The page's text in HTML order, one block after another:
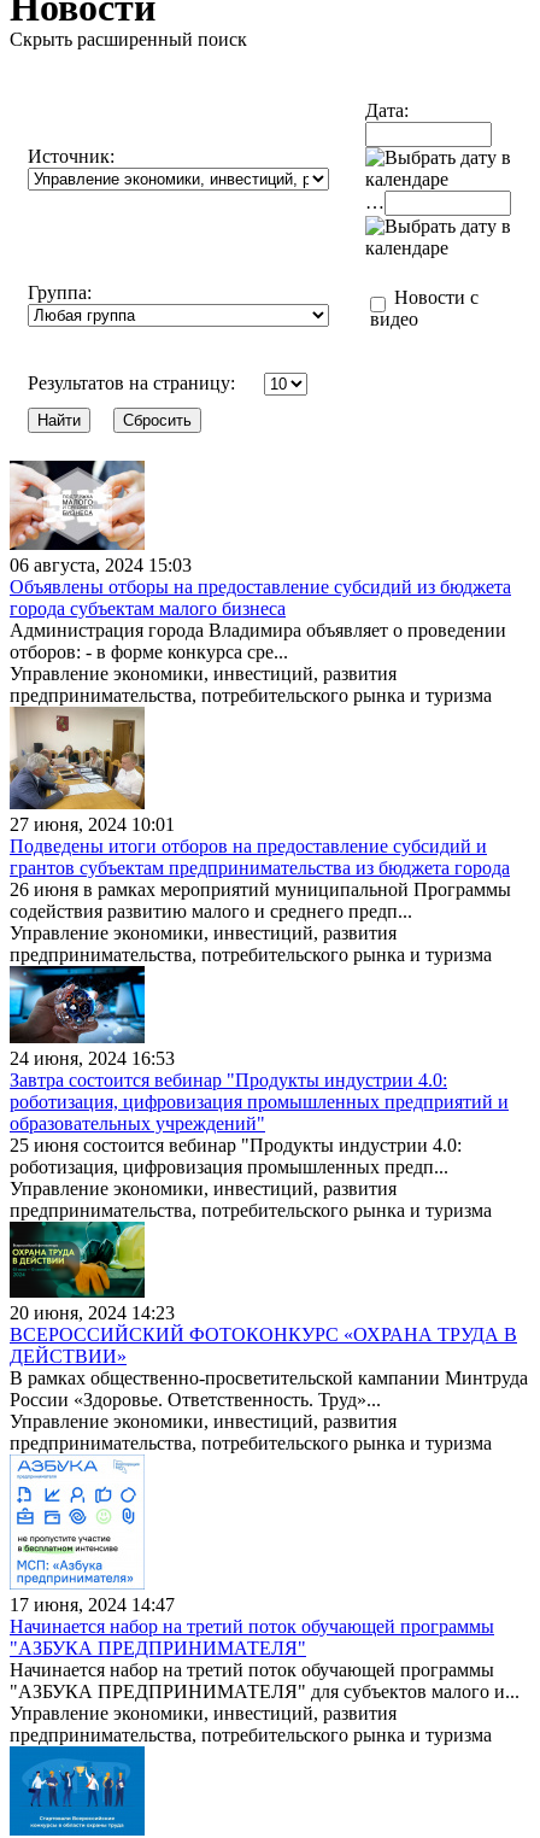
Скрыть расширенный поиск
Источник:
Дата:
…
Группа:
Новости с
видео
Результатов на страницу:
06 августа, 2024 15:03
Объявлены отборы на предоставление субсидий из бюджета
города субъектам малого бизнеса
Администрация города Владимира объявляет о проведении
отборов: - в форме конкурса сре...
Управление экономики, инвестиций, развития
предпринимательства, потребительского рынка и туризма
27 июня, 2024 10:01
Подведены итоги отборов на предоставление субсидий и
грантов субъектам предпринимательства из бюджета города
26 июня в рамках мероприятий муниципальной Программы
содействия развитию малого и среднего предп...
Управление экономики, инвестиций, развития
предпринимательства, потребительского рынка и туризма
24 июня, 2024 16:53
Завтра состоится вебинар "Продукты индустрии 4.0:
роботизация, цифровизация промышленных предприятий и
образовательных учреждений"
25 июня состоится вебинар "Продукты индустрии 4.0:
роботизация, цифровизация промышленных предп...
Управление экономики, инвестиций, развития
предпринимательства, потребительского рынка и туризма
20 июня, 2024 14:23
ВСЕРОССИЙСКИЙ ФОТОКОНКУРС «ОХРАНА ТРУДА В
ДЕЙСТВИИ»
В рамках общественно-просветительской кампании Минтруда
России «Здоровье. Ответственность. Труд»...
Управление экономики, инвестиций, развития
предпринимательства, потребительского рынка и туризма
17 июня, 2024 14:47
Начинается набор на третий поток обучающей программы
"АЗБУКА ПРЕДПРИНИМАТЕЛЯ"
Начинается набор на третий поток обучающей программы
"АЗБУКА ПРЕДПРИНИМАТЕЛЯ" для субъектов малого и...
Управление экономики, инвестиций, развития
предпринимательства, потребительского рынка и туризма